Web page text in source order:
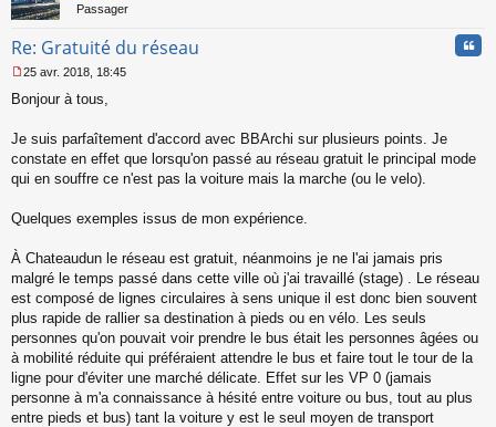
Passager
Re: Gratuité du réseau
e
s
g
e
o
u
25 avr. 2018, 18:45
Bonjour à tous,
Je suis parfaîtement d'accord avec BBArchi sur plusieurs points. Je
constate en effet que lorsqu'on passé au réseau gratuit le principal mode
qui en souffre ce n'est pas la voiture mais la marche (ou le velo).
Quelques exemples issus de mon expérience.
À Chateaudun le réseau est gratuit, néanmoins je ne l'ai jamais pris
malgré le temps passé dans cette ville où j'ai travaillé (stage) . Le réseau
est composé de lignes circulaires à sens unique il est donc bien souvent
plus rapide de rallier sa destination à pieds ou en vélo. Les seuls
personnes qu'on pouvait voir prendre le bus était les personnes âgées ou
à mobilité réduite qui préféraient attendre le bus et faire tout le tour de la
ligne pour d'éviter une marché délicate. Effet sur les VP 0 (jamais
personne à m'a connaissance à hésité entre voiture ou bus, tout au plus
entre pieds et bus) tant la voiture y est le seul moyen de transport